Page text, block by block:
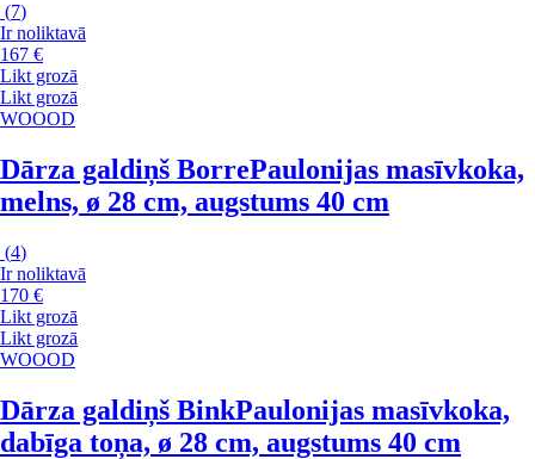
(7)
Ir noliktavā
167 €
Likt grozā
Likt grozā
WOOOD
Dārza galdiņš BorrePaulonijas masīvkoka,
melns, ø 28 cm, augstums 40 cm
(4)
Ir noliktavā
170 €
Likt grozā
Likt grozā
WOOOD
Dārza galdiņš BinkPaulonijas masīvkoka,
dabīga toņa, ø 28 cm, augstums 40 cm